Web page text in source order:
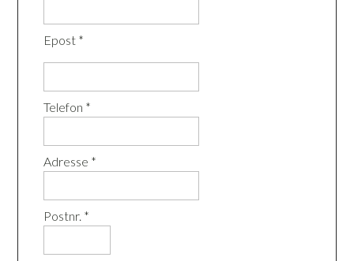
Epost *
Telefon *
Adresse *
Postnr. *